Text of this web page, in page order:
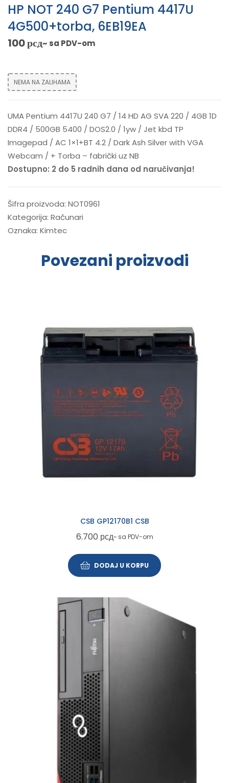
HP NOT 240 G7 Pentium 4417U
4G500+torba, 6EB19EA
100рсд~ sa PDV-om
NEMA NA ZALIHAMA
UMA Pentium 4417U 240 G7 / 14 HD AG SVA 220 / 4GB 1D
DDR4 / 500GB 5400 / DOS2.0 / 1yw / Jet kbd TP
Imagepad / AC 1×1+BT 4.2 / Dark Ash Silver with VGA
Webcam / + Torba – fabrički uz NB
Dostupno: 2 do 5 radnih dana od naručivanja!
Šifra proizvoda: NOT0961
Kategorija: Računari
Oznaka: Kimtec
Povezani proizvodi
CSB GP12170B1 CSB
6.700 рсд~ sa PDV-om
DODAJ U KORPU